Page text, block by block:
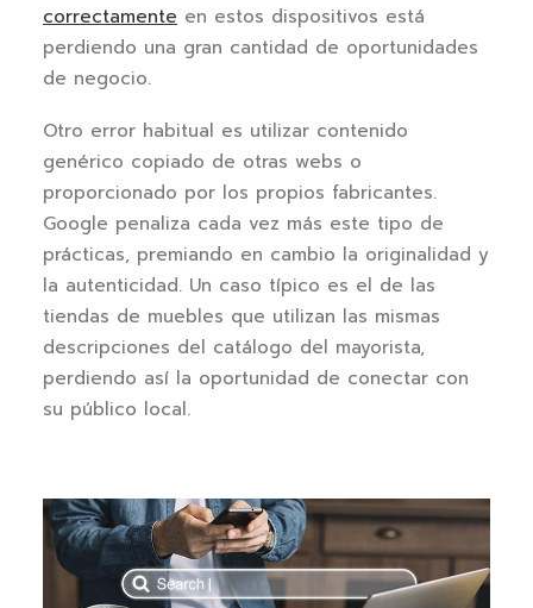
correctamente en estos dispositivos está
perdiendo una gran cantidad de oportunidades
de negocio.
Otro error habitual es utilizar contenido
genérico copiado de otras webs o
proporcionado por los propios fabricantes.
Google penaliza cada vez más este tipo de
prácticas, premiando en cambio la originalidad y
la autenticidad. Un caso típico es el de las
tiendas de muebles que utilizan las mismas
descripciones del catálogo del mayorista,
perdiendo así la oportunidad de conectar con
su público local.